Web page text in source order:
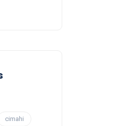
cimahi